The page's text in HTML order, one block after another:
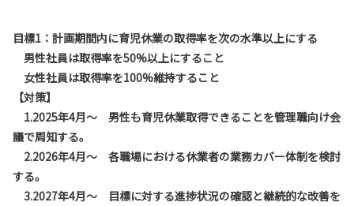
目標1：計画期間内に育児休業の取得率を次の水準以上にする
男性社員は取得率を50%以上にすること
女性社員は取得率を100%維持すること
【対策】
1.2025年4月～ 男性も育児休業取得できることを管理職向け会
議で周知する。
2.2026年4月～ 各職場における休業者の業務カバー体制を検討
する。
3.2027年4月～ 目標に対する進捗状況の確認と継続的な改善を